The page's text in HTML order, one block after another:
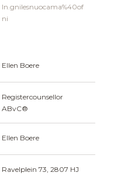
ln.gnilesnuocama%40of
ni
Ellen Boere
Registercounsellor
ABvC®
Ellen Boere
Ravelplein 73, 2807 HJ